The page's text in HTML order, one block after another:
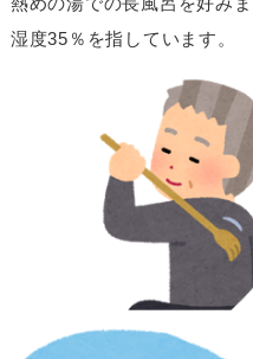
湿度35％を指しています。​